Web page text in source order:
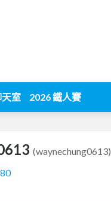
室 2026 鐵人賽
(waynechung0613)